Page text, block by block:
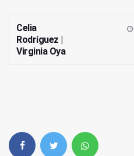
Celia
Rodríguez |
Virginia Oya